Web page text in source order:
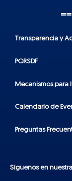
Transparencia y
PQRSDF
Mecanismos para
Calendario de
Preguntas
Síguenos en